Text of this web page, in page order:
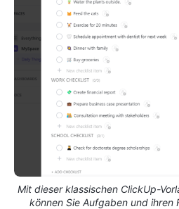
Mit dieser klassischen ClickUp-
können Sie Aufgaben und ihren